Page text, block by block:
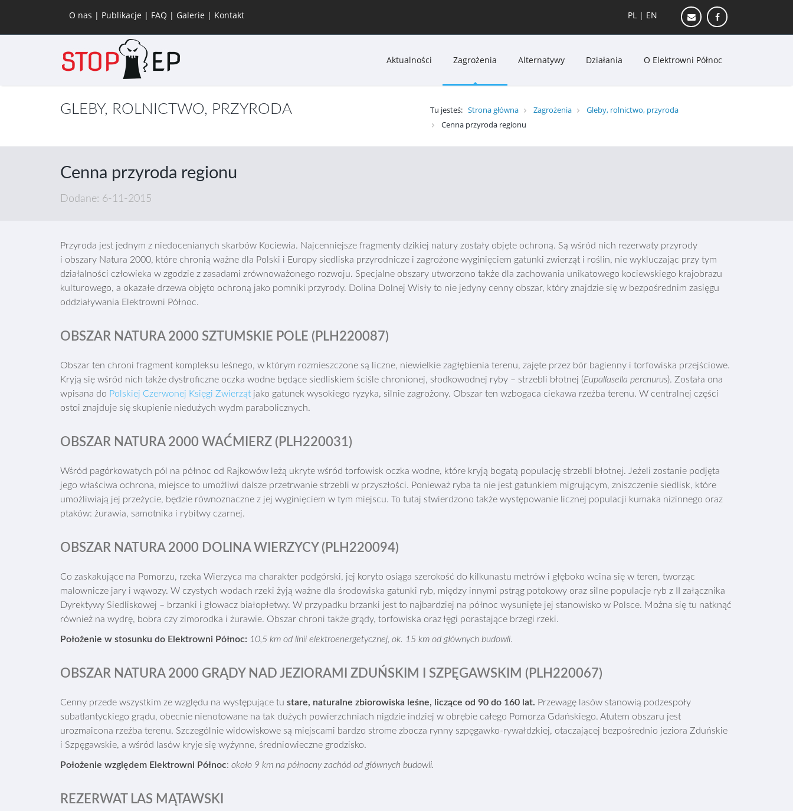
O nas | Publikacje | FAQ | Galerie | Kontakt PL | EN
Aktualności Zagrożenia Alternatywy Działania O Elektrowni Północ
GLEBY, ROLNICTWO, PRZYRODA Tu jesteś: Strona główna Zagrożenia
Gleby, rolnictwo, przyroda
Cenna przyroda regionu
Cenna przyroda regionu
Dodane: 6-11-2015
Przyroda jest jednym z niedocenianych skarbów Kociewia. Najcenniejsze fragmenty dzikiej natury zostały objęte ochroną. Są wśród nich rezerwaty przyrody
i obszary Natura 2000, które chronią ważne dla Polski i Europy siedliska przyrodnicze i zagrożone wyginięciem gatunki zwierząt i roślin, nie wykluczając przy tym
działalności człowieka w zgodzie z zasadami zrównoważonego rozwoju. Specjalne obszary utworzono także dla zachowania unikatowego kociewskiego krajobrazu
kulturowego, a okazałe drzewa objęto ochroną jako pomniki przyrody. Dolina Dolnej Wisły to nie jedyny cenny obszar, który znajdzie się w bezpośrednim zasięgu
oddziaływania Elektrowni Północ.
OBSZAR NATURA 2000 SZTUMSKIE POLE (PLH220087)
Obszar ten chroni fragment kompleksu leśnego, w którym rozmieszczone są liczne, niewielkie zagłębienia terenu, zajęte przez bór bagienny i torfowiska przejściowe.
Kryją się wśród nich także dystroficzne oczka wodne będące siedliskiem ściśle chronionej, słodkowodnej ryby – strzebli błotnej (Eupallasella percnurus). Została ona
wpisana do Polskiej Czerwonej Księgi Zwierząt jako gatunek wysokiego ryzyka, silnie zagrożony. Obszar ten wzbogaca ciekawa rzeźba terenu. W centralnej części
ostoi znajduje się skupienie niedużych wydm parabolicznych.
OBSZAR NATURA 2000 WAĆMIERZ ( PLH220031)
Wśród pagórkowatych pól na północ od Rajkowów leżą ukryte wśród torfowisk oczka wodne, które kryją bogatą populację strzebli błotnej. Jeżeli zostanie podjęta
jego właściwa ochrona, miejsce to umożliwi dalsze przetrwanie strzebli w przyszłości. Ponieważ ryba ta nie jest gatunkiem migrującym, zniszczenie siedlisk, które
umożliwiają jej przeżycie, będzie równoznaczne z jej wyginięciem w tym miejscu. To tutaj stwierdzono także występowanie licznej populacji kumaka nizinnego oraz
ptaków: żurawia, samotnika i rybitwy czarnej.
OBSZAR NATURA 2000 DOLINA WIERZYCY (PLH220094)
Co zaskakujące na Pomorzu, rzeka Wierzyca ma charakter podgórski, jej koryto osiąga szerokość do kilkunastu metrów i głęboko wcina się w teren, tworząc
malownicze jary i wąwozy. W czystych wodach rzeki żyją ważne dla środowiska gatunki ryb, między innymi pstrąg potokowy oraz silne populacje ryb z II załącznika
Dyrektywy Siedliskowej – brzanki i głowacz białopłetwy. W przypadku brzanki jest to najbardziej na północ wysunięte jej stanowisko w Polsce. Można się tu natknąć
również na wydrę, bobra czy zimorodka i żurawie. Obszar chroni także grądy, torfowiska oraz łęgi porastające brzegi rzeki.
Położenie w stosunku do Elektrowni Północ: 10,5 km od linii elektroenergetycznej, ok. 15 km od głównych budowli.
OBSZAR NATURA 2000 GRĄDY NAD JEZIORAMI ZDUŃSKIM I SZPĘGAWSKIM (PLH220067)
Cenny przede wszystkim ze względu na występujące tu stare, naturalne zbiorowiska leśne, liczące od 90 do 160 lat. Przewagę lasów stanowią podzespoły
subatlantyckiego grądu, obecnie nienotowane na tak dużych powierzchniach nigdzie indziej w obrębie całego Pomorza Gdańskiego. Atutem obszaru jest
urozmaicona rzeźba terenu. Szczególnie widowiskowe są miejscami bardzo strome zbocza rynny szpęgawko-rywałdzkiej, otaczającej bezpośrednio jeziora Zduńskie
i Szpęgawskie, a wśród lasów kryje się wyżynne, średniowieczne grodzisko.
Położenie względem Elektrowni Północ: około 9 km na północny zachód od głównych budowli.
REZERWAT LAS MĄTAWSKI